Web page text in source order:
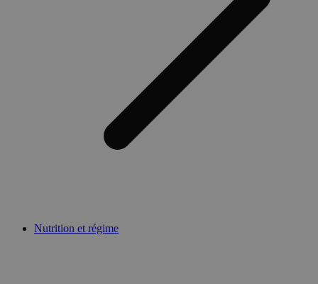
Nutrition et régime